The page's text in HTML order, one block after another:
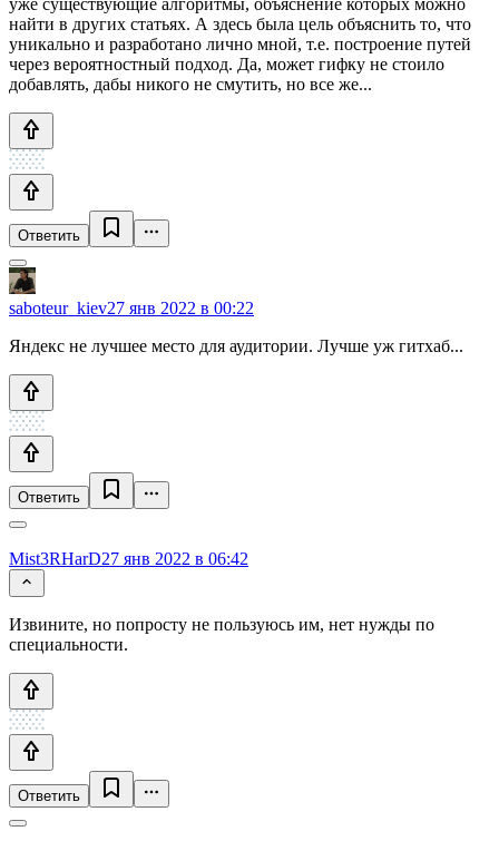
найти в других статьях. А здесь была цель объяснить то, что
уникально и разработано лично мной, т.е. построение путей
через вероятностный подход. Да, может гифку не стоило
добавлять, дабы никого не смутить, но все же...
Ответить
saboteur_kiev27 янв 2022 в 00:22
Яндекс не лучшее место для аудитории. Лучше уж гитхаб...
Ответить
Mist3RHarD27 янв 2022 в 06:42
Извините, но попросту не пользуюсь им, нет нужды по
специальности.
Ответить